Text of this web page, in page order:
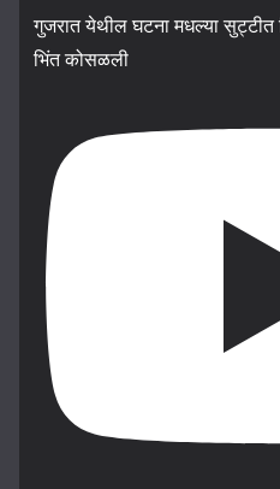
गुजरात येथील घटना मधल्या सुट्टीत
भिंत कोसळली